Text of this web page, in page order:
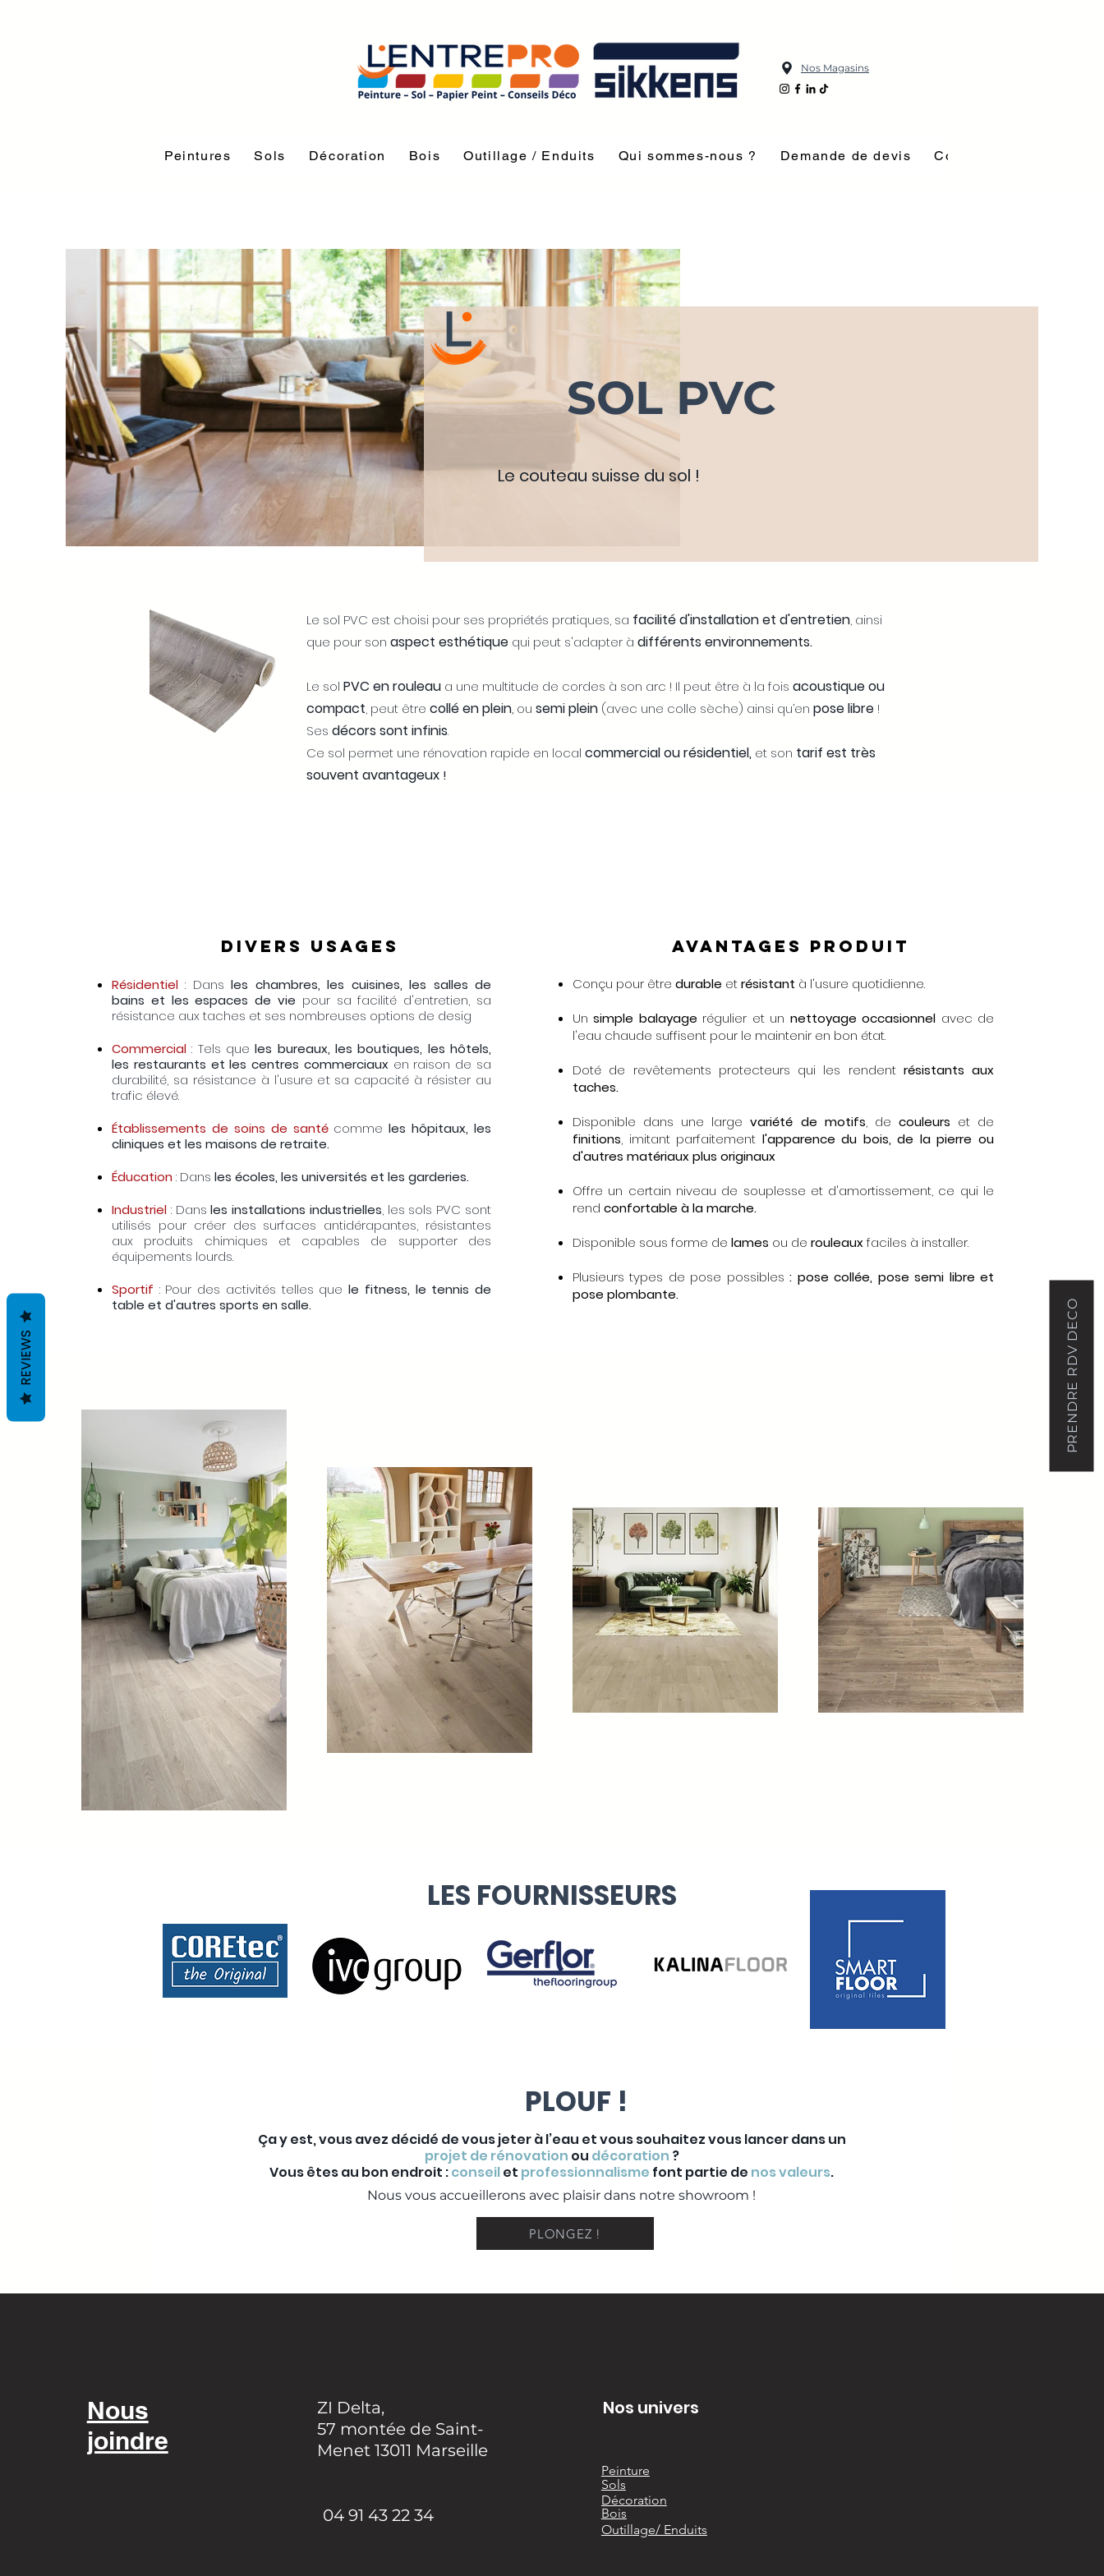
Nos Magasins
Peintures Sols Décoration Bois Outillage / Enduits Qui sommes-nous ? Demande de devis Contact
PRENDRE RDV DECO
SOL PVC
Le couteau suisse du sol !
Le sol PVC est choisi pour ses propriétés pratiques, sa facilité d'installation et d'entretien, ainsi
que pour son aspect esthétique qui peut s'adapter à différents environnements.
Le sol PVC en rouleau a une multitude de cordes à son arc ! Il peut être à la fois acoustique ou
compact, peut être collé en plein, ou semi plein (avec une colle sèche) ainsi qu’en pose libre !
Ses décors sont infinis.
Ce sol permet une rénovation rapide en local commercial ou résidentiel, et son tarif est très
souvent avantageux !
DIVERS usages
Résidentiel : Dansles chambres, les cuisines, les salles de
bains et les espaces de vie pour sa facilité d'entretien, sa
résistance aux taches et ses nombreuses options de desig
Commercial: Tels queles bureaux, les boutiques, les hôtels,
les restaurants et les centres commerciauxen raison de sa
durabilité, sa résistance à l'usure et sa capacité à résister au
trafic élevé.
Établissements de soins de santé comme les hôpitaux, les
cliniques et les maisons de retraite.
Éducation : Dans les écoles, les universités et les garderies.
Industriel : Dansles installations industrielles, les sols PVC sont
utilisés pour créer des surfaces antidérapantes, résistantes
aux produits chimiques et capables de supporter des
équipements lourds.
Sportif : Pour des activités telles quele fitness, le tennis de
table et d'autres sports en salle.
Avantages produit
Conçu pour être durable etrésistant à l'usure quotidienne.
Unsimple balayage régulier et un nettoyage occasionnel avec de
l'eau chaude suffisent pour le maintenir en bon état.
Doté de revêtements protecteurs qui les rendent résistants aux
taches.
Disponible dans une largevariété de motifs, de couleurs et de
finitions, imitant parfaitement l'apparence du bois, de la pierre ou
d'autres matériaux plus originaux
Offre un certain niveau de souplesse et d'amortissement, ce qui le
rend confortable à la marche.
Disponible sous forme de lames ou de rouleauxfaciles à installer.
Plusieurs types de pose possibles : pose collée, pose semi libre et
pose plombante.
LES FOURNISSEURS
PLOUF !
Ça y est, vous avez décidé de vous jeter à l’eau et vous souhaitez vous lancer dans un
projet de rénovation ou décoration ?
Vous êtes au bon endroit :conseilet professionnalisme font partie de nos valeurs.
Nous vous accueillerons avec plaisir dans notre showroom !
PLONGEZ !
Nous
joindre
ZI Delta,
57 montée de Saint-
Menet 13011 Marseille
04 91 43 22 34
Nos univers
Décoration
Sols
Peinture
Bois
Outillage/ Enduits
REVIEWS